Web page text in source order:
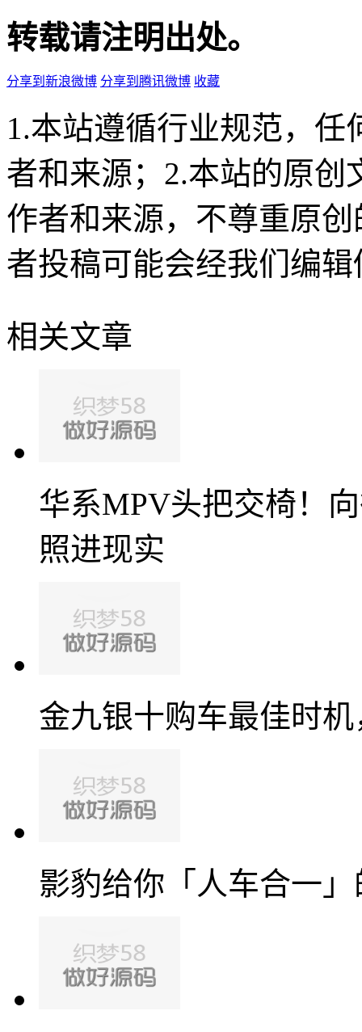
转载请注明出处。
分享到新浪微博 分享到腾讯微博 收藏
1.本站遵循行业规范，
者和来源；2.本站的原
作者和来源，不尊重原
者投稿可能会经我们编
相关文章
华系MPV头把交椅！
照进现实
金九银十购车最佳时
影豹给你「人车合一